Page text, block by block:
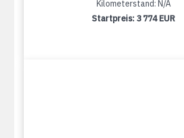
Kilometerstand: N/A
Startpreis: 3 774 EUR